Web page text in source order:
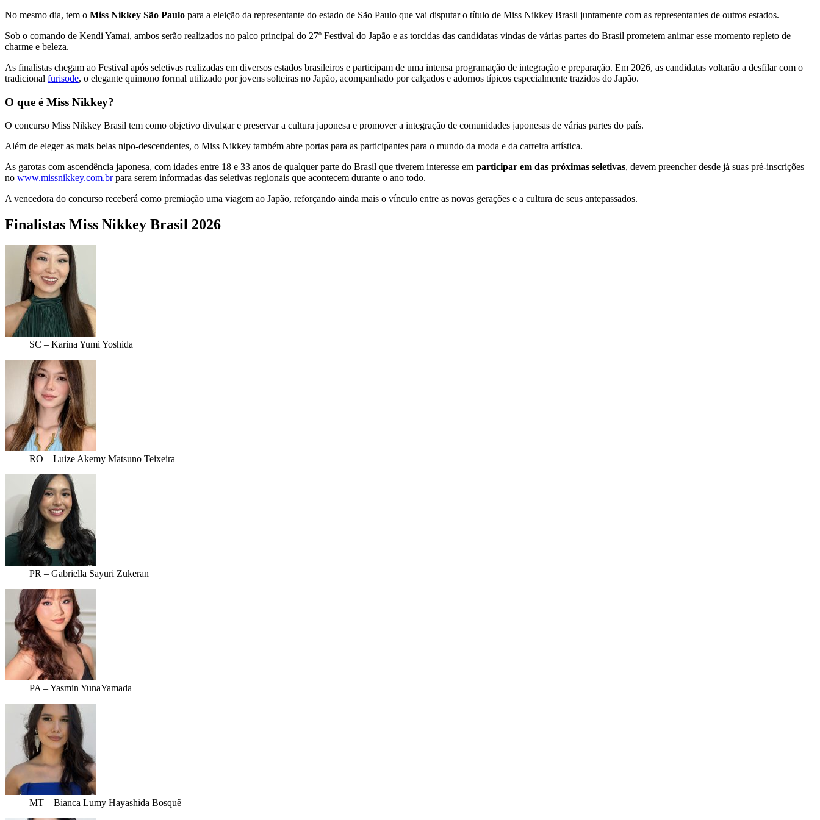
No mesmo dia, tem o Miss Nikkey São Paulo para a eleição da representante do estado de São Paulo que vai disputar o título de Miss Nikkey Brasil juntamente com as representantes de outros estados.
Sob o comando de Kendi Yamai, ambos serão realizados no palco principal do 27º Festival do Japão e as torcidas das candidatas vindas de várias partes do Brasil prometem animar esse momento repleto de
charme e beleza.
As finalistas chegam ao Festival após seletivas realizadas em diversos estados brasileiros e participam de uma intensa programação de integração e preparação. Em 2026, as candidatas voltarão a desfilar com o
tradicional furisode, o elegante quimono formal utilizado por jovens solteiras no Japão, acompanhado por calçados e adornos típicos especialmente trazidos do Japão.
O que é Miss Nikkey?
O concurso Miss Nikkey Brasil tem como objetivo divulgar e preservar a cultura japonesa e promover a integração de comunidades japonesas de várias partes do país.
Além de eleger as mais belas nipo-descendentes, o Miss Nikkey também abre portas para as participantes para o mundo da moda e da carreira artística.
As garotas com ascendência japonesa, com idades entre 18 e 33 anos de qualquer parte do Brasil que tiverem interesse em participar em das próximas seletivas, devem preencher desde já suas pré-inscrições
no www.missnikkey.com.brpara serem informadas das seletivas regionais que acontecem durante o ano todo.
A vencedora do concurso receberá como premiação uma viagem ao Japão, reforçando ainda mais o vínculo entre as novas gerações e a cultura de seus antepassados.
Finalistas Miss Nikkey Brasil 2026
SC – Karina Yumi Yoshida
RO – Luize Akemy Matsuno Teixeira
PR – Gabriella Sayuri Zukeran
PA – Yasmin YunaYamada
MT – Bianca Lumy Hayashida Bosquê